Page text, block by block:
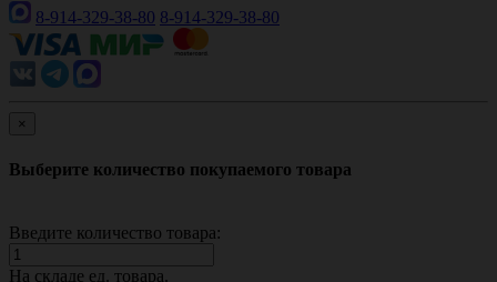
8-914-329-38-80 8-914-329-38-80
×
Выберите количество покупаемого товара
Введите количество товара:
На складе ед. товара.